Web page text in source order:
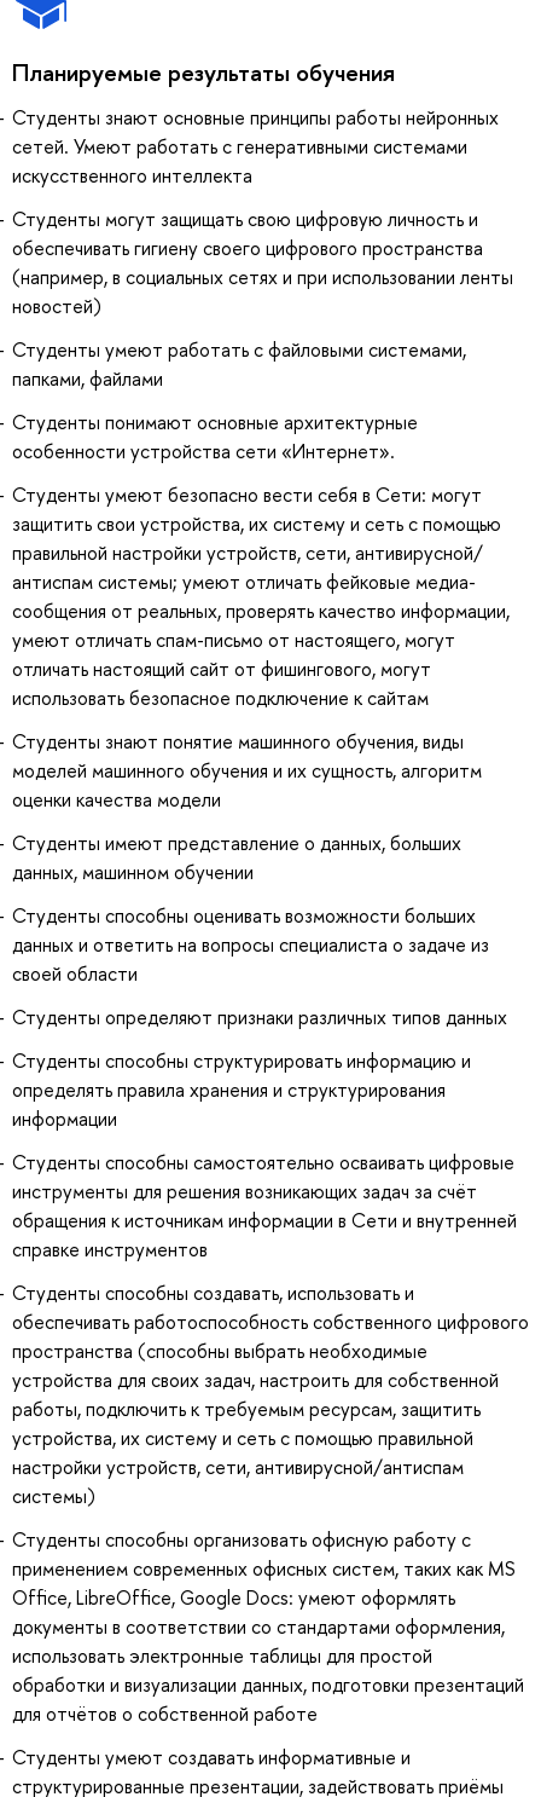
Планируемые результаты обучения
Студенты знают основные принципы работы нейронных
сетей. Умеют работать с генеративными системами
искусственного интеллекта
Студенты могут защищать свою цифровую личность и
обеспечивать гигиену своего цифрового пространства
(например, в социальных сетях и при использовании ленты
новостей)
Студенты умеют работать с файловыми системами,
папками, файлами
Студенты понимают основные архитектурные
особенности устройства сети «Интернет».
Студенты умеют безопасно вести себя в Сети: могут
защитить свои устройства, их систему и сеть с помощью
правильной настройки устройств, сети, антивирусной/
антиспам системы; умеют отличать фейковые медиа-
сообщения от реальных, проверять качество информации,
умеют отличать спам-письмо от настоящего, могут
отличать настоящий сайт от фишингового, могут
использовать безопасное подключение к сайтам
Студенты знают понятие машинного обучения, виды
моделей машинного обучения и их сущность, алгоритм
оценки качества модели
Студенты имеют представление о данных, больших
данных, машинном обучении
Студенты способны оценивать возможности больших
данных и ответить на вопросы специалиста о задаче из
своей области
Студенты определяют признаки различных типов данных
Студенты способны структурировать информацию и
определять правила хранения и структурирования
информации
Студенты способны самостоятельно осваивать цифровые
инструменты для решения возникающих задач за счёт
обращения к источникам информации в Сети и внутренней
справке инструментов
Студенты способны создавать, использовать и
обеспечивать работоспособность собственного цифрового
пространства (способны выбрать необходимые
устройства для своих задач, настроить для собственной
работы, подключить к требуемым ресурсам, защитить
устройства, их систему и сеть с помощью правильной
настройки устройств, сети, антивирусной/антиспам
системы)
Студенты способны организовать офисную работу с
применением современных офисных систем, таких как MS
Office, LibreOffice, Google Docs: умеют оформлять
документы в соответствии со стандартами оформления,
использовать электронные таблицы для простой
обработки и визуализации данных, подготовки презентаций
для отчётов о собственной работе
Студенты умеют создавать информативные и
структурированные презентации, задействовать приёмы